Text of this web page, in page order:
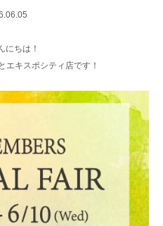
にちは！
エキスポシティ店です！